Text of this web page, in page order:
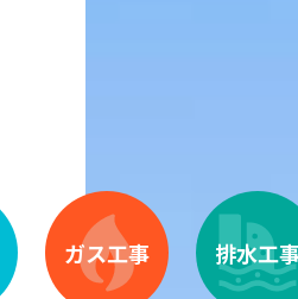
ガス工事 排水工